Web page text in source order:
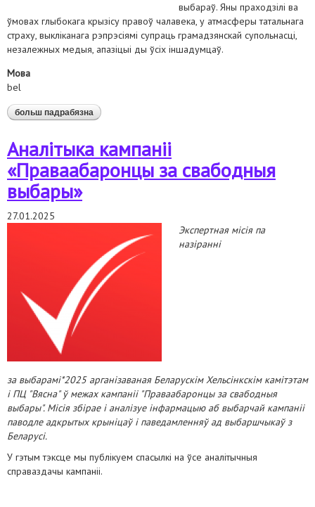
выбараў. Яны праходзілі ва
ўмовах глыбокага крызісу правоў чалавека, у атмасферы татальнага
страху, выкліканага рэпрэсіямі супраць грамадзянскай супольнасці,
незалежных медыя, апазіцыі ды ўсіх іншадумцаў.
Мова
bel
больш падрабязна аб заява праваабарончай супольнасці ў сувязі з
інаўгурацыяй а. лукашэнкі
Аналітыка кампаніі
«Праваабаронцы за свабодныя
выбары»
27.01.2025
Экспертная місія па
назіранні
за выбарамі*2025 арганізаваная Беларускім Хельсінкскім камітэтам
і ПЦ "Вясна" ў межах кампаніі "Праваабаронцы за свабодныя
выбары". Місія збірае і аналізуе інфармацыю аб выбарчай кампаніі
паводле адкрытых крыніцаў і паведамленняў ад выбаршчыкаў з
Беларусі.
У гэтым тэксце мы публікуем спасылкі на ўсе аналітычныя
справаздачы кампаніі.